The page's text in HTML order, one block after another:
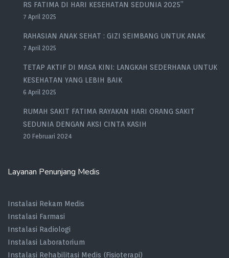
RS FATIMA DI HARI KESEHATAN SEDUNIA 2025”
7 April 2025
RAHASIAN ANAK SEHAT : GIZI SEIMBANG UNTUK ANAK
7 April 2025
TETAP AKTIF DI MASA KINI: LANGKAH SEDERHANA UNTUK
KESEHATAN YANG LEBIH BAIK
6 April 2025
RUMAH SAKIT FATIMA RAYAKAN HARI ORANG SAKIT
SEDUNIA DENGAN AKSI CINTA KASIH
20 Februari 2024
Layanan Penunjang Medis
Instalasi Rekam Medis
Instalasi Farmasi
Instalasi Radiologi
Instalasi Laboratorium
Instalasi Rehabilitasi Medis (Fisioterapi)